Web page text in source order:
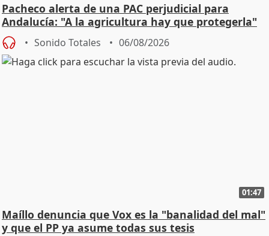
Pacheco alerta de una PAC perjudicial para
Andalucía: "A la agricultura hay que protegerla"
Sonido Totales 06/08/2026
01:47
Maíllo denuncia que Vox es la "banalidad del mal"
y que el PP ya asume todas sus tesis